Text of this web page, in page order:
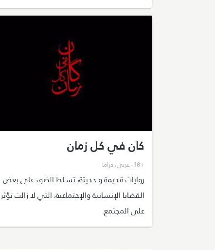
كان في كل زمان
+18 ،عربي،دراما
روايات قديمة و حديثة، تسلط الضوء على بعض
القضايا الإنسانية والإجتماعية، التي لا زالت تؤثر
على المجتمع.